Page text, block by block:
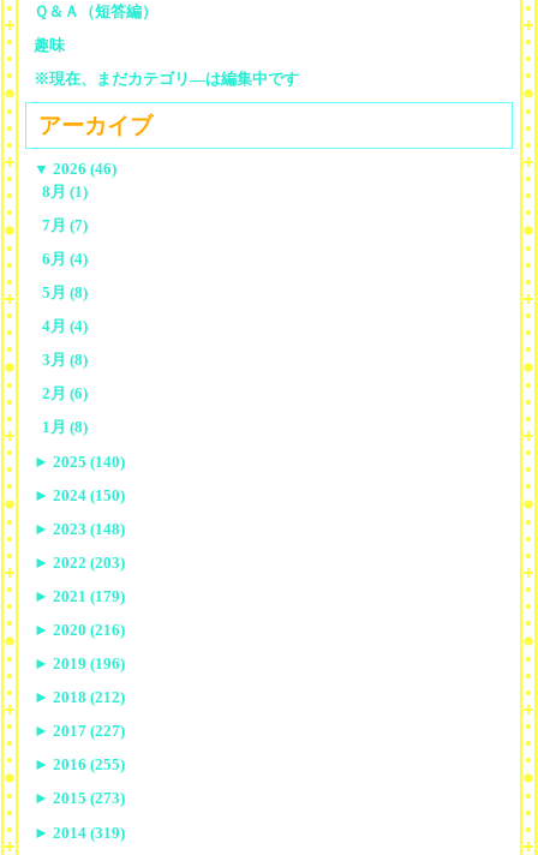
Ｑ＆Ａ（短答編）
趣味
※現在、まだカテゴリ—は編集中です
アーカイブ
▼ 2026 (46)
8月 (1)
7月 (7)
6月 (4)
5月 (8)
4月 (4)
3月 (8)
2月 (6)
1月 (8)
► 2025 (140)
► 2024 (150)
► 2023 (148)
► 2022 (203)
► 2021 (179)
► 2020 (216)
► 2019 (196)
► 2018 (212)
► 2017 (227)
► 2016 (255)
► 2015 (273)
► 2014 (319)